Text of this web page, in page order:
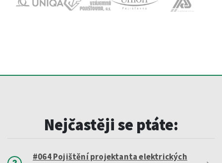
Nejčastěji se ptáte:
#064 Pojištění projektanta elektrických